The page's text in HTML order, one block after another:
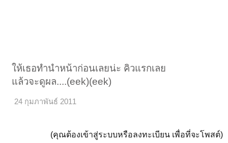
ให้เธอทำนำหน้าก่อนเลยน่ะ คิวแรกเลย
แล้วจะดูผล....(eek)(eek)
24 กุมภาพันธ์ 2011
(คุณต้องเข้าสู่ระบบหรือลงทะเบียน เพื่อที่จะโพสต์)